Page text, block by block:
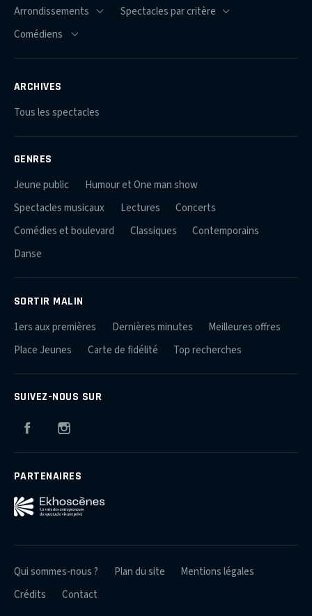
ARCHIVES
Tous les spectacles
GENRES
Jeune public
Humour et One man show
Spectacles musicaux
Lectures
Concerts
Comédies et boulevard
Classiques
Contemporains
Danse
SORTIR MALIN
1ers aux premières Dernières minutes
Meilleures offres
Place Jeunes
Carte de fidélité Top recherches
SUIVEZ-NOUS SUR
Facebook
PARTENAIRES
Qui sommes-nous ? Plan du site
Mentions légales
Crédits
Contact